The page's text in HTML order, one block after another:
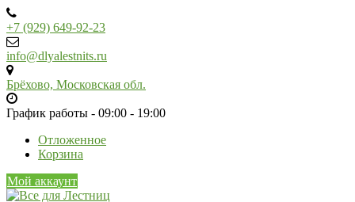
Skip
to
content
+7 (929) 649-92-23
info@dlyalestnits.ru
Брёхово, Московская обл.
График работы - 09:00 - 19:00
Отложенное
Корзина
Мой аккаунт